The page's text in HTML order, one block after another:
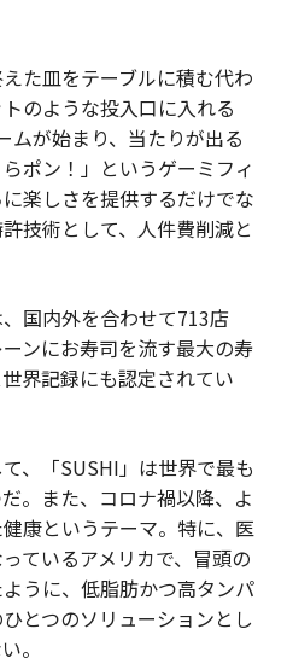
た皿をテーブルに積む代わ
のような投入口に入れる
ムが始まり、当たりが出る
ポン！」というゲーミフィ
楽しさを提供するだけでな
技術として、人件費削減と
国内外を合わせて713店
ンにお寿司を流す最大の寿
界記録にも認定されてい
、「SUSHI」は世界で最も
。また、コロナ禍以降、よ
康というテーマ。特に、医
ているアメリカで、冒頭の
うに、低脂肪かつ高タンパ
とつのソリューションとし
。